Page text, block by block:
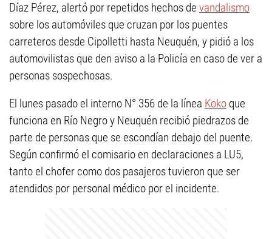
Díaz Pérez, alertó por repetidos hechos de vandalismo
sobre los automóviles que cruzan por los puentes
carreteros desde Cipolletti hasta Neuquén, y pidió a los
automovilistas que den aviso a la Policía en caso de ver a
personas sospechosas.
El lunes pasado el interno N° 356 de la línea Koko que
funciona en Río Negro y Neuquén recibió piedrazos de
parte de personas que se escondían debajo del puente.
Según confirmó el comisario en declaraciones a LU5,
tanto el chofer como dos pasajeros tuvieron que ser
atendidos por personal médico por el incidente.